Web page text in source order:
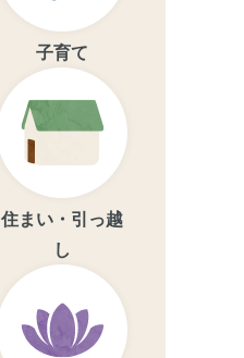
子育て
住まい・引っ越
し